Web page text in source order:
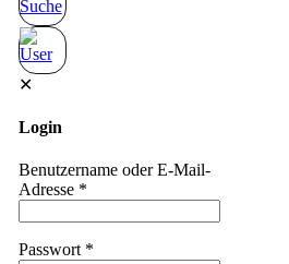
✕
Login
Benutzername oder E-Mail-
Adresse *
Passwort *